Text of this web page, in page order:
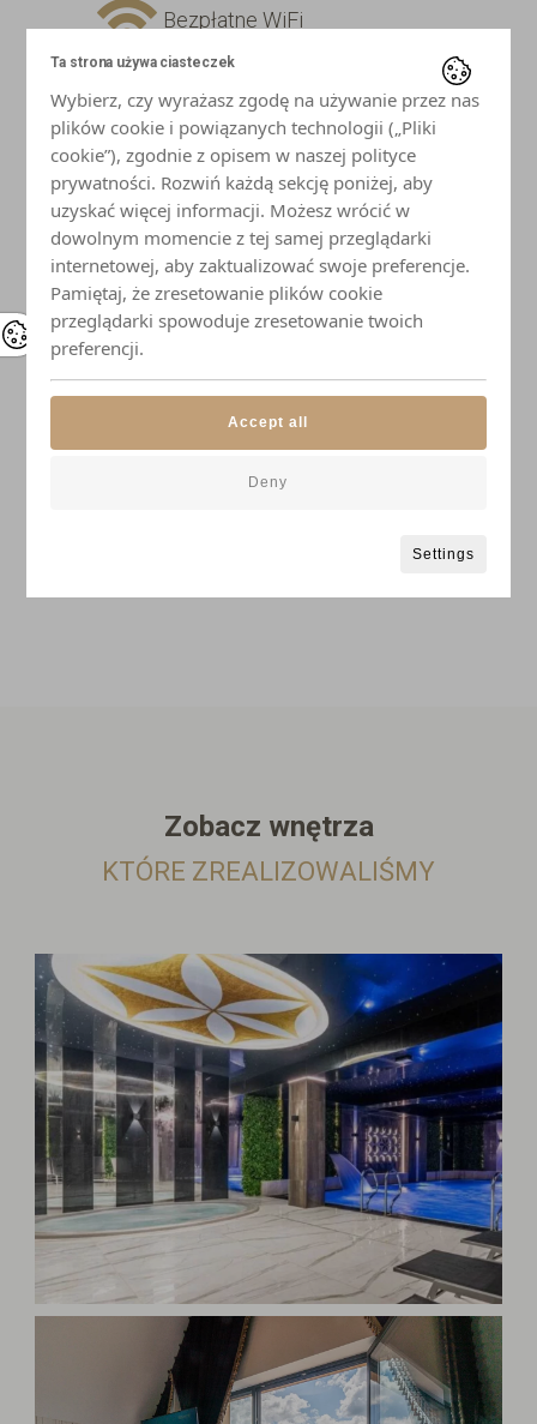
Bezpłatne WiFi
Lodówka
Płyta indukcyjna
Mikrofalówka
Czajnik
Naczynia i przybory kuchenne
Zobacz wnętrza
KTÓRE ZREALIZOWALIŚMY
Ta strona używa ciasteczek
Wybierz, czy wyrażasz zgodę na używanie przez nas
plików cookie i powiązanych technologii („Pliki
cookie”), zgodnie z opisem w naszej polityce
prywatności. Rozwiń każdą sekcję poniżej, aby
uzyskać więcej informacji. Możesz wrócić w
dowolnym momencie z tej samej przeglądarki
internetowej, aby zaktualizować swoje preferencje.
Pamiętaj, że zresetowanie plików cookie
przeglądarki spowoduje zresetowanie twoich
preferencji.
Settings
Deny
Accept all